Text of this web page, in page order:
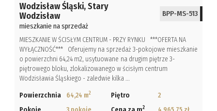
Wodzisław Śląski,Stary
Wodzisław
mieszkanie na sprzedaż
BPP-MS-513
MIESZKANIE W ŚCISŁYM CENTRUM - PRZY RYNKU ***OFERTA NA
WYŁĄCZNOŚĆ*** Oferujemy na sprzedaż 3-pokojowe mieszkanie
o powierzchni 64,24 m2, usytuowane na drugim piętrze 3-
piętrowego bloku, zlokalizowanego w ścisłym centrum
Wodzisławia Śląskiego - zaledwie kilka ...
Powierzchnia 64,24 m2 Piętro
2
2